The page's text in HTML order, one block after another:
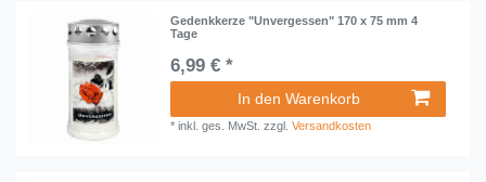
Gedenkkerze "Unvergessen" 170 x 75 mm 4
Tage
6,99 € *
In den Warenkorb
*inkl. ges. MwSt. zzgl.Versandkosten